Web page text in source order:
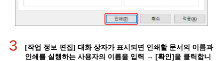
3
[작업 정보 편집] 대화 상자가 표시되면 인쇄할 문서의 이름과
인쇄를 실행하는 사용자의 이름을 입력 → [확인]을 클릭합니